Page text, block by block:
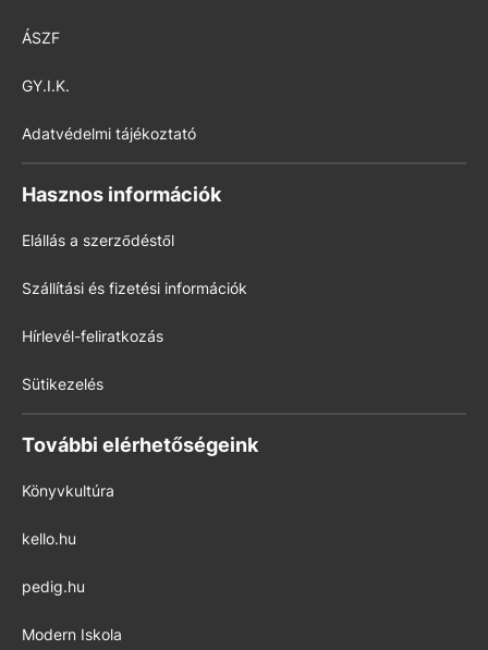
ÁSZF
GY.I.K.
Adatvédelmi tájékoztató
Hasznos információk
Elállás a szerződéstől
Szállítási és fizetési információk
Hírlevél-feliratkozás
Sütikezelés
További elérhetőségeink
Könyvkultúra
kello.hu
pedig.hu
Modern Iskola